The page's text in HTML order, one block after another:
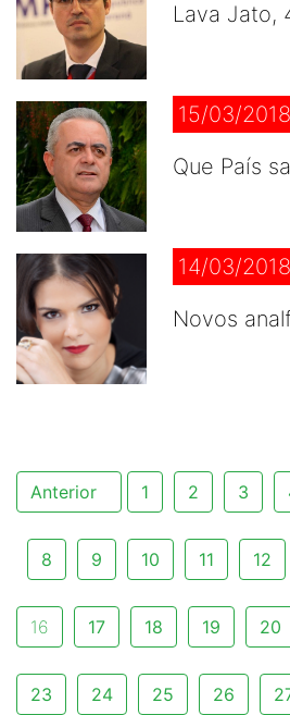
Lava Jato,
15/03/2018
Que País
14/03/2018
Novos
Anterior 1 2 3
8 9 10 11 12
16 17 18 19 20
23 24 25 26